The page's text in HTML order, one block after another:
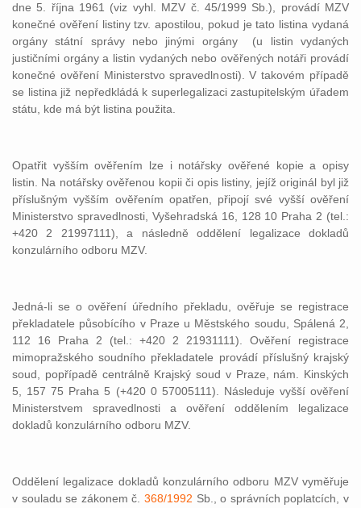
dne 5. října 1961 (viz vyhl. MZV č. 45/1999 Sb.), provádí MZV
konečné ověření listiny tzv. apostilou, pokud je tato listina vydaná
orgány státní správy nebo jinými orgány
(u listin vydaných
justičními orgány a listin vydaných nebo ověřených notáři provádí
konečné ověření Ministerstvo spravedlnosti). V takovém případě
se listina již nepředkládá k superlegalizaci zastupitelským úřadem
státu, kde má být listina použita.
Opatřit vyšším ověřením lze i notářsky ověřené kopie a opisy
listin. Na notářsky ověřenou kopii či opis listiny, jejíž originál byl již
příslušným vyšším ověřením opatřen, připojí své vyšší ověření
Ministerstvo spravedlnosti, Vyšehradská 16, 128 10 Praha 2 (tel.:
+420 2 21997111), a následně oddělení legalizace dokladů
konzulárního odboru MZV.
Jedná-li se o ověření úředního překladu, ověřuje se registrace
překladatele působícího v Praze u Městského soudu, Spálená 2,
112 16 Praha 2 (tel.: +420 2 21931111). Ověření registrace
mimopražského soudního překladatele provádí příslušný krajský
soud, popřípadě centrálně Krajský soud v Praze, nám. Kinských
5, 157 75 Praha 5 (+420 0 57005111). Následuje vyšší ověření
Ministerstvem spravedlnosti a ověření oddělením legalizace
dokladů konzulárního odboru MZV.
Oddělení legalizace dokladů konzulárního odboru MZV vyměřuje
v souladu se zákonem č. 368/1992 Sb., o správních poplatcích, v